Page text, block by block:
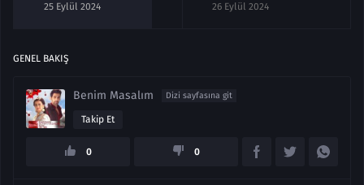
25 Eylül 2024
26 Eylül 2024
GENEL BAKIŞ
Benim Masalım Dizi sayfasına git
Takip Et
0 0